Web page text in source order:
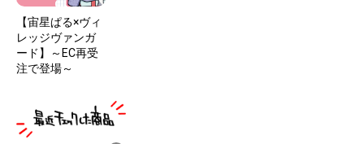
【宙星ぱる×ヴィ
レッジヴァンガ
ード】～EC再受
注で登場～